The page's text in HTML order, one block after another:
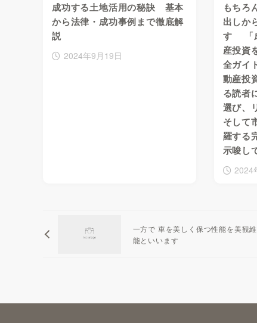
成功する土地活用の秘訣 基本
から法律・成功事例まで徹底解
説
2024年9月19日
もちろ
出しか
す 「
産投資
全ガイ
動産投
る読者
選び、
そして
羅する
示唆し
2024
一方で 車を美しく保つ性能を美観
能といいます